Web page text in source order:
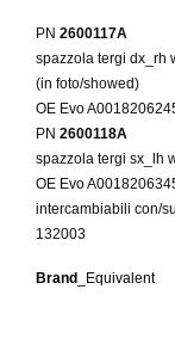
PN 2600117A
spazzola tergi dx_rh
(in foto/showed)
OE Evo
PN 2600118A
spazzola tergi sx_lh
OE Evo
intercambiabili con/
132003
Brand _Equivalent